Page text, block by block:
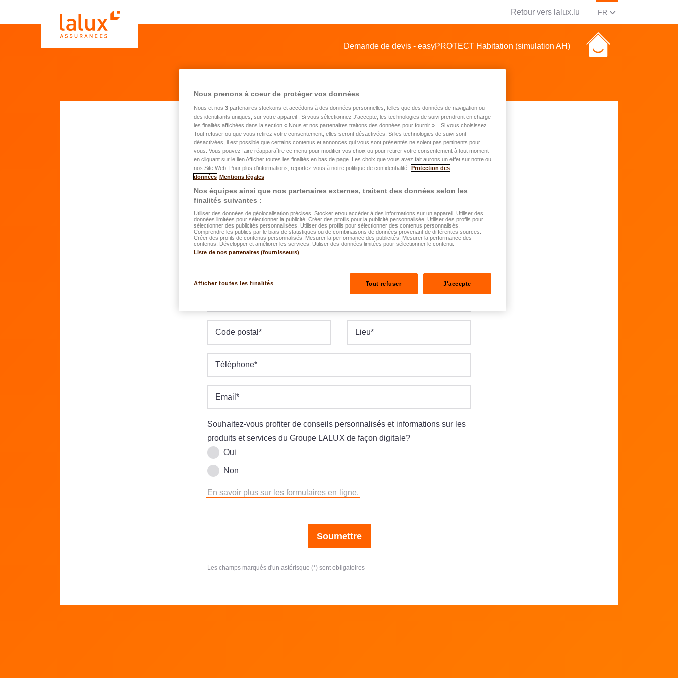
Retour vers lalux.lu CHANGER LA
FR (FRANCAIS)
Demande de devis - easyPROTECT Habitation (simulation AH)
Demande de devis pour une assurance
habitation
Prénom*
Nom*
Date de naissance
Code postal * Lieu*
Téléphone*
Email *
Souhaitez-vous profiter de conseils personnalisés et informations sur les
produits et services du Groupe LALUX de façon digitale?
Oui
Non
En savoir plus sur les formulaires en ligne.
Soumettre
Les champs marqués d'un astérisque (*) sont obligatoires
Nous prenons à coeur de protéger vos données
Nous et nos 3 partenaires stockons et accédons à des données personnelles, telles que des données de navigation ou
des identifiants uniques, sur votre appareil . Si vous sélectionnez J'accepte, les technologies de suivi prendront en charge
les finalités affichées dans la section « Nous et nos partenaires traitons des données pour fournir ». . Si vous choisissez
Tout refuser ou que vous retirez votre consentement, elles seront désactivées. Si les technologies de suivi sont
désactivées, il est possible que certains contenus et annonces qui vous sont présentés ne soient pas pertinents pour
vous. Vous pouvez faire réapparaître ce menu pour modifier vos choix ou pour retirer votre consentement à tout moment
en cliquant sur le lien Afficher toutes les finalités en bas de page. Les choix que vous avez fait aurons un effet sur notre ou
nos Site Web. Pour plus d’informations, reportez-vous à notre politique de confidentialité.
Protection des
données Mentions légales
Nos équipes ainsi que nos partenaires externes, traitent des données selon les
finalités suivantes :
Utiliser des données de géolocalisation précises. Stocker et/ou accéder à des informations sur un appareil. Utiliser des
données limitées pour sélectionner la publicité. Créer des profils pour la publicité personnalisée. Utiliser des profils pour
sélectionner des publicités personnalisées. Utiliser des profils pour sélectionner des contenus personnalisés.
Comprendre les publics par le biais de statistiques ou de combinaisons de données provenant de différentes sources.
Créer des profils de contenus personnalisés. Mesurer la performance des publicités. Mesurer la performance des
contenus. Développer et améliorer les services. Utiliser des données limitées pour sélectionner le contenu.
Liste de nos partenaires (fournisseurs)
Afficher toutes les finalités Tout refuser J'accepte